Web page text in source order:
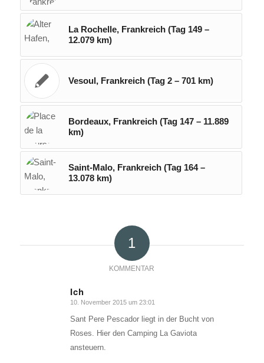
La Rochelle, Frankreich (Tag 149 –
12.079 km)
Vesoul, Frankreich (Tag 2 – 701 km)
Bordeaux, Frankreich (Tag 147 – 11.889
km)
Saint-Malo, Frankreich (Tag 164 –
13.078 km)
1
KOMMENTAR
Ich
sagte:
10. November 2015 um 23:01
Sant Pere Pescador liegt in der Bucht von
Roses. Hier den Camping La Gaviota
ansteuern.